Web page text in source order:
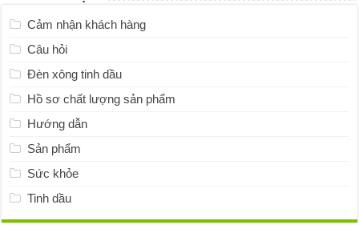
Cảm nhận khách hàng
Câu hỏi
Đèn xông tinh dầu
Hồ sơ chất lượng sản phẩm
Hướng dẫn
Sản phẩm
Sức khỏe
Tinh dầu